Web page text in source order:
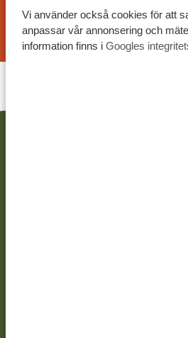
Vi använder också cookies för att
anpassar vår annonsering och
information finns i Googles
BEGÄR ETT